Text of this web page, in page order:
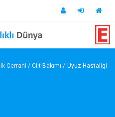
Cerrahi Cilt Bakımı Uyuz Hastaligi